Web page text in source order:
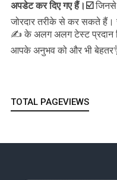
अपडेट कर दिए गए हैं। ☑️ जिनसे
जोरदार तरीके से कर सकते हैं।
✍️ के अलग अलग टेस्ट प्रदान
आपके अनुभव को और भी
TOTAL PAGEVIEWS